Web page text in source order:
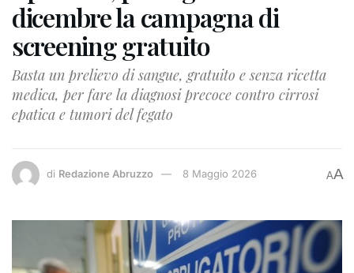
dicembre la campagna di
screening gratuito
Basta un prelievo di sangue, gratuito e senza ricetta
medica, per fare la diagnosi precoce contro cirrosi
epatica e tumori del fegato
di Redazione Abruzzo 8 Maggio 2026 AA